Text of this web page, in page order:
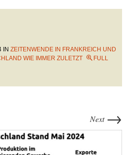
IN ZEITENWENDE IN FRANKREICH UND
WIE IMMER ZULETZT
FULL
Next →